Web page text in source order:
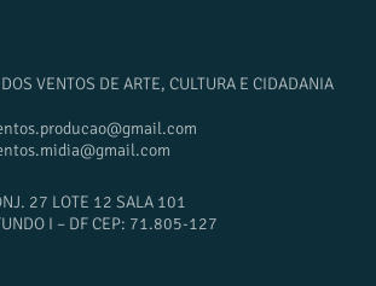
VENTOS DE ARTE, CULTURA E CIDADANIA
27 LOTE 12 SALA 101
I – DF CEP: 71.805-127